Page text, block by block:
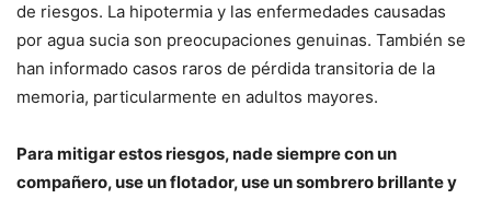
de riesgos. La hipotermia y las enfermedades causadas
por agua sucia son preocupaciones genuinas. También se
han informado casos raros de pérdida transitoria de la
memoria, particularmente en adultos mayores.
Para mitigar estos riesgos, nade siempre con un
compañero, use un flotador, use un sombrero brillante y